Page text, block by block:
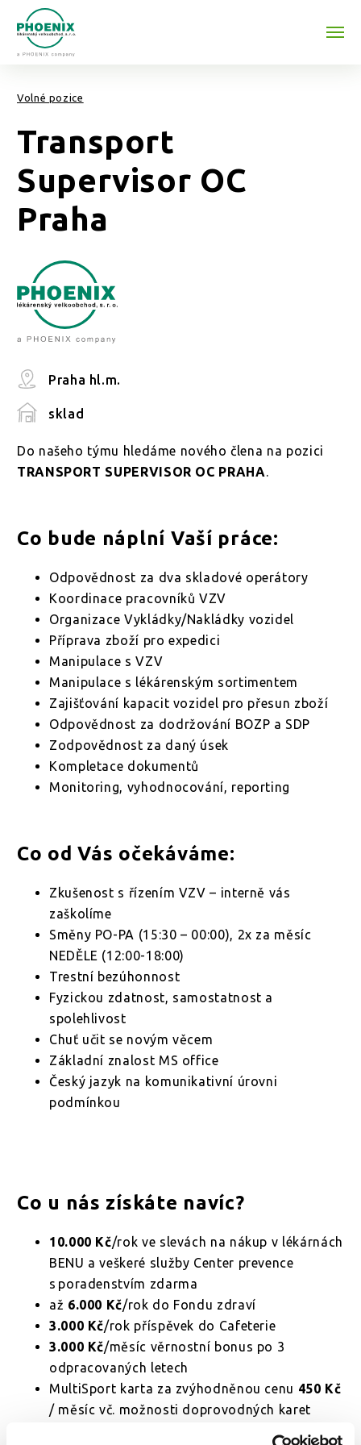
Volné pozice
Transport
Supervisor OC
Praha
Praha hl.m.
sklad
Do našeho týmu hledáme nového člena na pozici
TRANSPORT SUPERVISOR OC PRAHA.
Co bude náplní Vaší práce:
Odpovědnost za dva skladové operátory
Koordinace pracovníků VZV
Organizace Vykládky/Nakládky vozidel
Příprava zboží pro expedici
Manipulace s VZV
Manipulace s lékárenským sortimentem
Zajišťování kapacit vozidel pro přesun zboží
Odpovědnost za dodržování BOZP a SDP
Zodpovědnost za daný úsek
Kompletace dokumentů
Monitoring, vyhodnocování, reporting
Co od Vás očekáváme:
Zkušenost s řízením VZV – interně vás
zaškolíme
Směny PO-PA (15:30 – 00:00), 2x za měsíc
NEDĚLE (12:00-18:00)
Trestní bezúhonnost
Fyzickou zdatnost, samostatnost a
spolehlivost
Chuť učit se novým věcem
Základní znalost MS office
Český jazyk na komunikativní úrovni
podmínkou
Co u nás získáte navíc?
10.000 Kč/rok ve slevách na nákup v lékárnách
BENU a veškeré služby Center prevence
s poradenstvím zdarma
až 6.000 Kč/rok do Fondu zdraví
3.000 Kč/rok příspěvek do Cafeterie
3.000 Kč/měsíc věrnostní bonus po 3
odpracovaných letech
MultiSport karta za zvýhodněnou cenu 450 Kč
/ měsíc vč. možnosti doprovodných karet